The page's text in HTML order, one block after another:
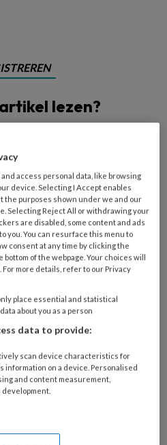
lezen?
per maand
Log dan in
access personal data, like browsing
device. Selecting I Accept enables
the purposes shown under we and our
Selecting Reject All or withdrawing your
are disabled, some content and ads
you. You can resurface this menu to
consent at any time by clicking the
of the webpage. Your choices will
more details, refer to our Privacy
place essential and statistical
about you as a person
data to provide:
scan device characteristics for
information on a device. Personalised
and content measurement,